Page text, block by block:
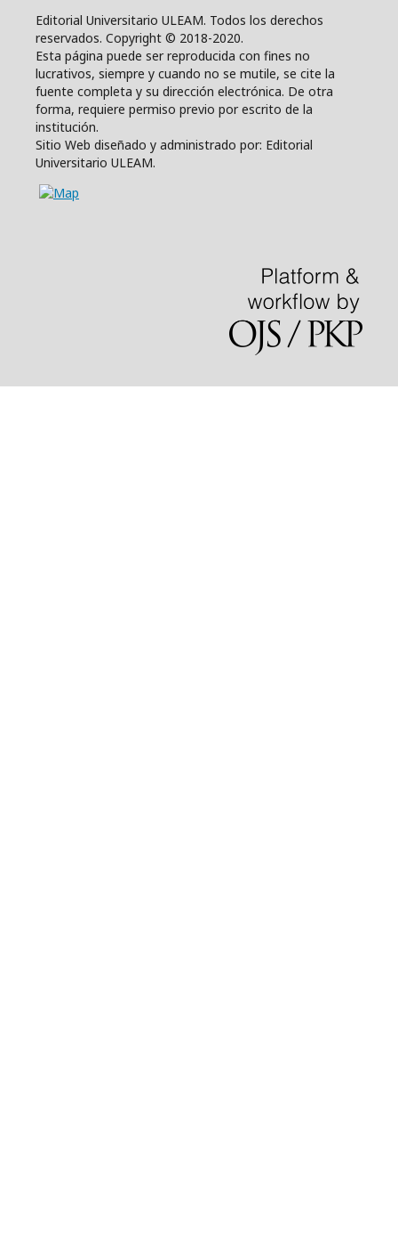
Editorial Universitario ULEAM. Todos los derechos
reservados. Copyright © 2018-2020.
Esta página puede ser reproducida con fines no
lucrativos, siempre y cuando no se mutile, se cite la
fuente completa y su dirección electrónica. De otra
forma, requiere permiso previo por escrito de la
institución.
Sitio Web diseñado y administrado por: Editorial
Universitario ULEAM.